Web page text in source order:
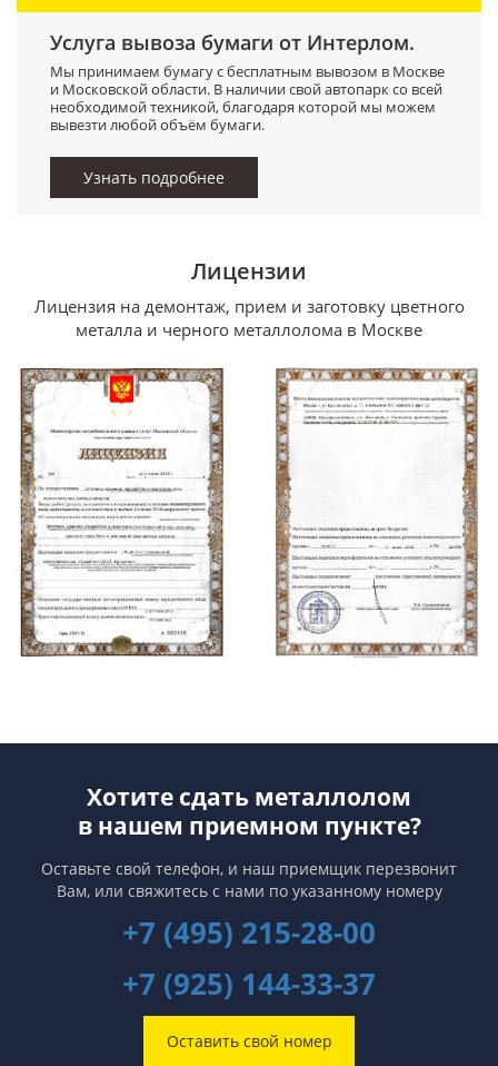
Услуга вывоза бумаги от Интерлом.
Мы принимаем бумагу с бесплатным вывозом в Москве
и Московской области. В наличии свой автопарк со всей
необходимой техникой, благодаря которой мы можем
вывезти любой объём бумаги.
Узнать подробнее
Лицензии
Лицензия на демонтаж, прием и заготовку цветного
металла и черного металлолома в Москве
Хотите сдать металлолом
в нашем приемном пункте?
Оставьте свой телефон, и наш приемщик перезвонит
Вам, или свяжитесь с нами по указанному номеру
+7 (495) 215-28-00
+7 (925) 144-33-37
Оставить свой номер